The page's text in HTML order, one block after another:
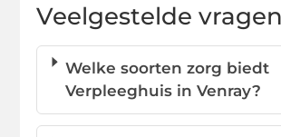
Veelgestelde vragen
Welke soorten zorg biedt
Verpleeghuis in Venray?